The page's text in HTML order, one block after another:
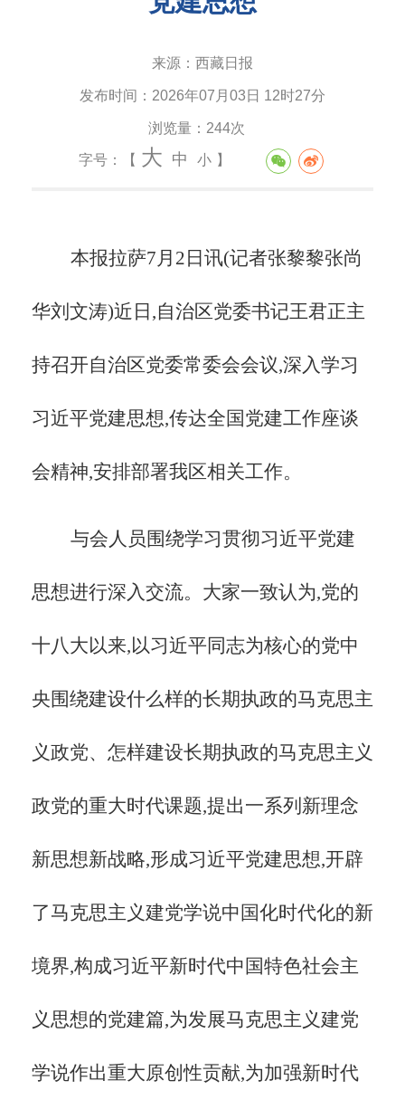
来源： 西藏日报
发布时间： 2026年07月03日 12时27分
浏览量： 244次
字号：【 大 中 小 】
本报拉萨7月2日讯(记者张黎黎张尚
华刘文涛)近日,自治区党委书记王君正主
持召开自治区党委常委会会议,深入学习
习近平党建思想,传达全国党建工作座谈
会精神,安排部署我区相关工作。
与会人员围绕学习贯彻习近平党建
思想进行深入交流。大家一致认为,党的
十八大以来,以习近平同志为核心的党中
央围绕建设什么样的长期执政的马克思主
义政党、怎样建设长期执政的马克思主义
政党的重大时代课题,提出一系列新理念
新思想新战略,形成习近平党建思想,开辟
了马克思主义建党学说中国化时代化的新
境界,构成习近平新时代中国特色社会主
义思想的党建篇,为发展马克思主义建党
学说作出重大原创性贡献,为加强新时代